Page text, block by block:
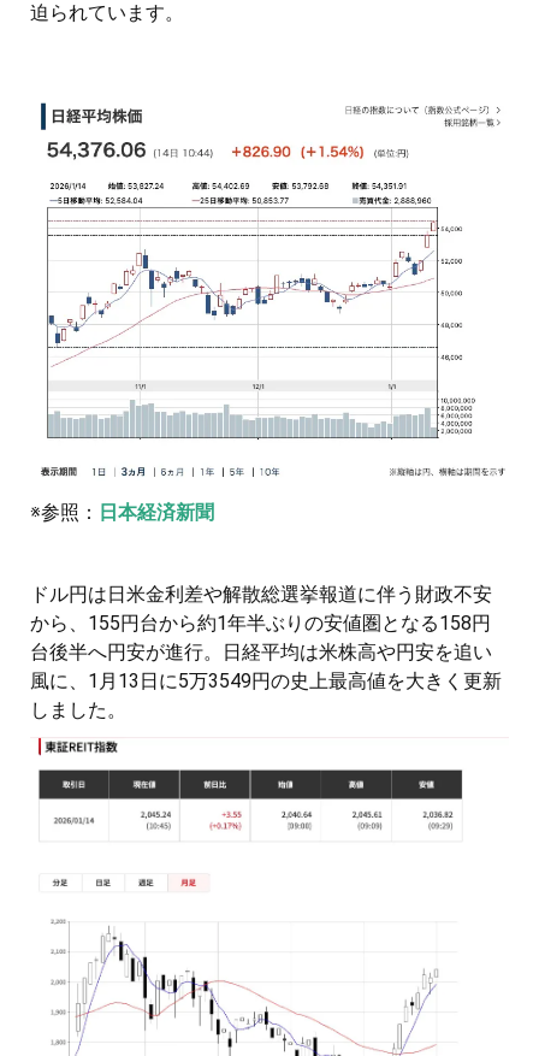
迫られています。
※参照： 日本経済新聞
ドル円は日米金利差や解散総選挙報道に伴う財政不安
から、155円台から約1年半ぶりの安値圏となる158円
台後半へ円安が進行。日経平均は米株高や円安を追い
風に、1月13日に5万3549円の史上最高値を大きく更新
しました。